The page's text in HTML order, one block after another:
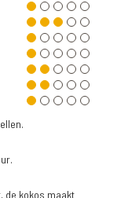
de kokos maakt